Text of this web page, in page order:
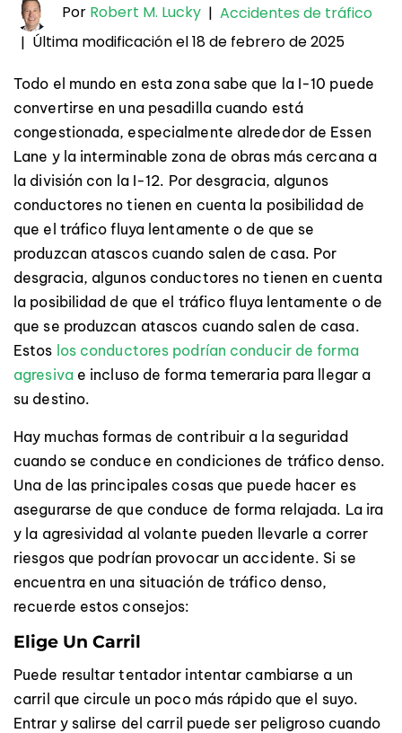
Por Robert M. Lucky | Accidentes de tráfico
| Última modificación el 18 de febrero de 2025
Todo el mundo en esta zona sabe que la I-10 puede
convertirse en una pesadilla cuando está
congestionada, especialmente alrededor de Essen
Lane y la interminable zona de obras más cercana a
la división con la I-12. Por desgracia, algunos
conductores no tienen en cuenta la posibilidad de
que el tráfico fluya lentamente o de que se
produzcan atascos cuando salen de casa. Por
desgracia, algunos conductores no tienen en cuenta
la posibilidad de que el tráfico fluya lentamente o de
que se produzcan atascos cuando salen de casa.
Estos los conductores podrían conducir de forma
agresivae incluso de forma temeraria para llegar a
su destino.
Hay muchas formas de contribuir a la seguridad
cuando se conduce en condiciones de tráfico denso.
Una de las principales cosas que puede hacer es
asegurarse de que conduce de forma relajada. La ira
y la agresividad al volante pueden llevarle a correr
riesgos que podrían provocar un accidente. Si se
encuentra en una situación de tráfico denso,
recuerde estos consejos:
Elige Un Carril
Puede resultar tentador intentar cambiarse a un
carril que circule un poco más rápido que el suyo.
Entrar y salirse del carril puede ser peligroso cuando